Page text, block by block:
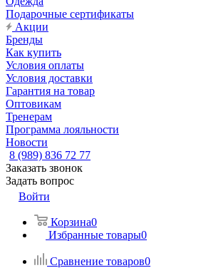
Подарочные сертификаты
Акции
Бренды
Как купить
Условия оплаты
Условия доставки
Гарантия на товар
Оптовикам
Тренерам
Программа лояльности
Новости
8 (989) 836 72 77
Заказать звонок
Задать вопрос
Войти
Корзина0
Избранные товары0
Сравнение товаров0